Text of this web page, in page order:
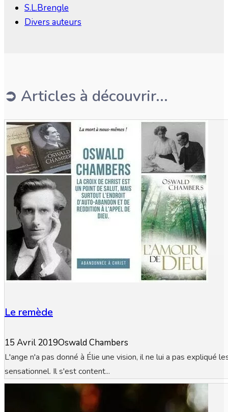
S.L.Brengle
Divers auteurs
➲ Articles à découvrir...
Le remède
15 Avril 2019Oswald Chambers
L'ange n'a pas donné à Élie une vision, il ne lui a pas expliqué
sensationnel. Il s'est content...